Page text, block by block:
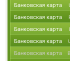
Банковская карта
Банковская карта
Банковская карта
Банковская карта
Банковская карта